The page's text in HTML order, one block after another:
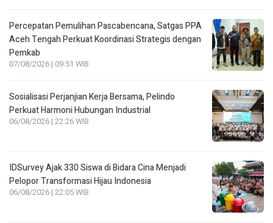
Percepatan Pemulihan Pascabencana, Satgas PPA
Aceh Tengah Perkuat Koordinasi Strategis dengan
Pemkab
07/08/2026 | 09:51 WIB
Sosialisasi Perjanjian Kerja Bersama, Pelindo
Perkuat Harmoni Hubungan Industrial
06/08/2026 | 22:26 WIB
IDSurvey Ajak 330 Siswa di Bidara Cina Menjadi
Pelopor Transformasi Hijau Indonesia
06/08/2026 | 22:05 WIB